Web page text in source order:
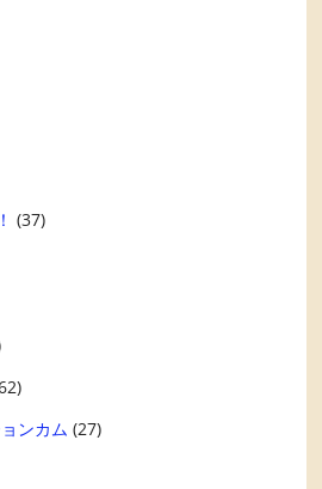
(37)
ンカム (27)